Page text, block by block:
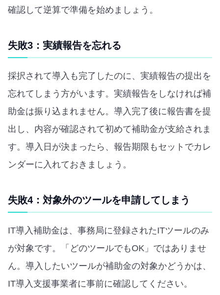
確認して逆算で準備を始めましょう。
失敗3：実績報告を忘れる
採択されて導入も完了したのに、実績報告の提出を
忘れてしまう方がいます。実績報告をしなければ補
助金は振り込まれません。導入完了後に報告書を提
出し、内容が確認されて初めて補助金が支給されま
す。導入日が決まったら、報告期限もセットでカレ
ンダーに入れておきましょう。
失敗4：対象外のツールを申請してしまう
IT導入補助金は、事務局に登録されたITツールのみ
が対象です。「どのツールでもOK」ではありませ
ん。導入したいツールが補助金の対象かどうかは、
IT導入支援事業者に事前に確認してください。